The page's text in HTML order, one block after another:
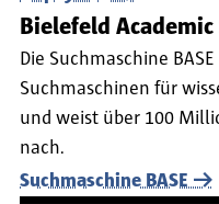
Bielefeld Academic
Die Suchmaschine
Suchmaschinen für
und weist über 100
nach.
Suchmaschine BASE